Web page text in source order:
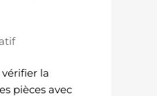
la
pièces avec